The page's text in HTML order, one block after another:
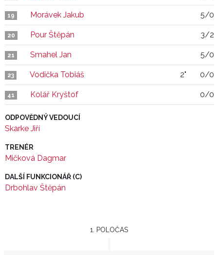
19 Morávek Jakub 5/0
20 Pour Štěpán 3/2
21 Smahel Jan 5/0
23 Vodička Tobiáš 2" 0/0
41 Kolář Kryštof 0/0
ODPOVĚDNÝ VEDOUCÍ
Skarke Jiří
TRENÉR
Mičková Dagmar
DALŠÍ FUNKCIONÁŘ (C)
Drbohlav Štěpán
1. POLOČAS